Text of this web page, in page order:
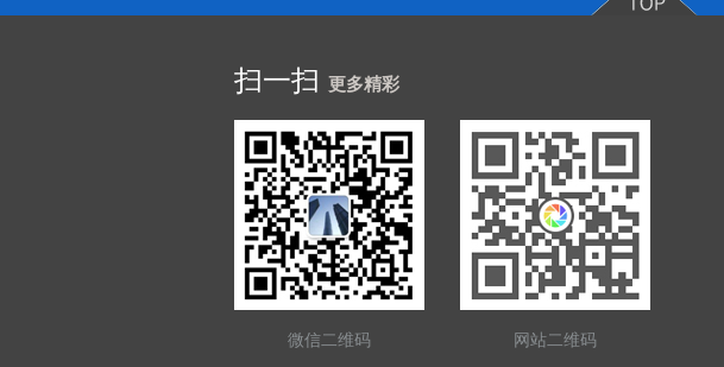
扫一扫 更多精彩
微信二维码 网站二维码